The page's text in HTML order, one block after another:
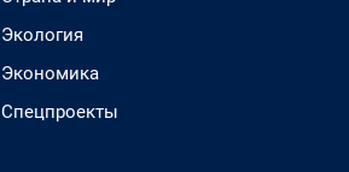
Экология
Экономика
Спецпроекты